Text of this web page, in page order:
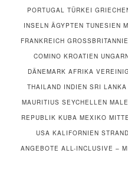
PORTUGAL TÜRKEI
INSELN ÄGYPTEN TUNESIEN
FRANKREICH
OMINO KROATIEN UNGARN
ÄNEMARK AFRIKA
HAILAND INDIEN SRI LANKA
AURITIUS SEYCHELLEN
EPUBLIK KUBA MEXIKO
SA KALIFORNIEN
NGEBOTE ALL-INCLUSIVE –